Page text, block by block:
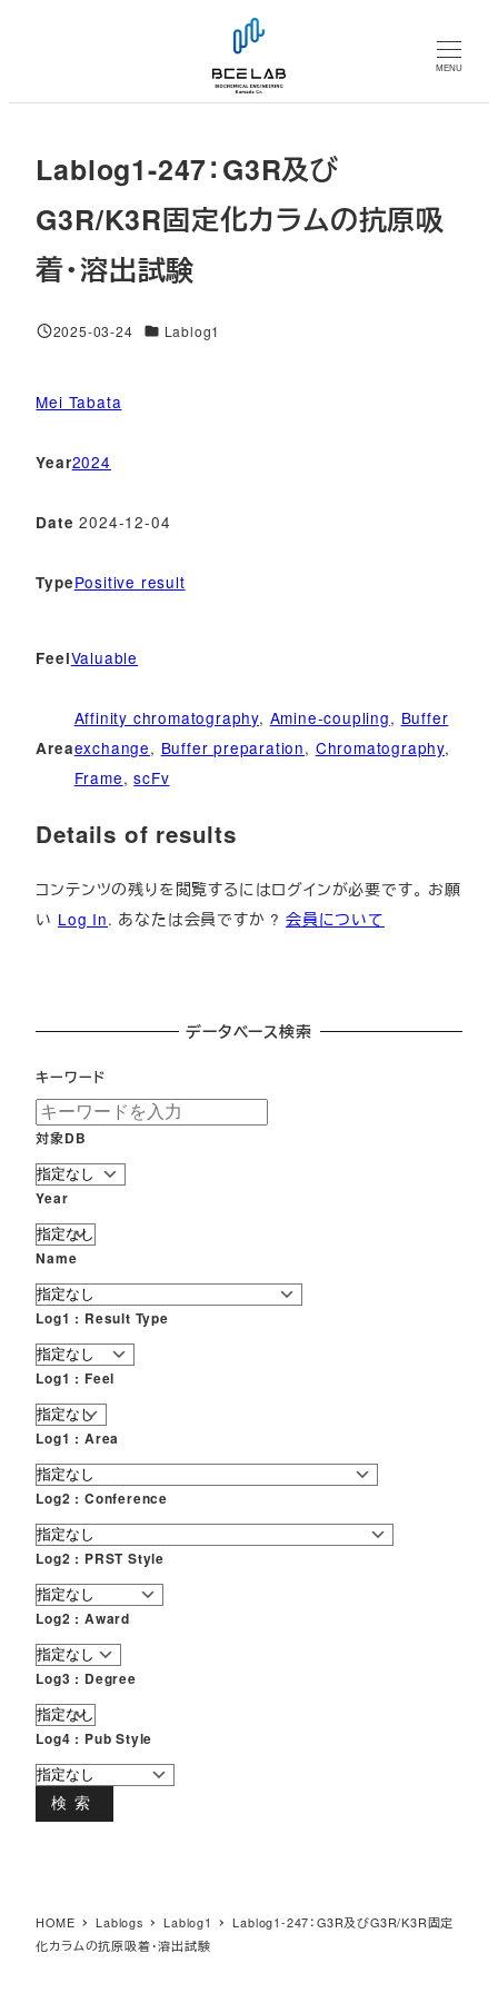
MENU
Lablog1-247：G3R及び
G3R/K3R固定化カラムの抗原吸
着・溶出試験
投稿日
2025-03-24 対象DBLablog1
Mei Tabata
Year2024
Date 2024-12-04
TypePositive result
FeelValuable
Area
Affinity chromatography, Amine-coupling, Buffer
exchange, Buffer preparation, Chromatography
Frame, scFv
Details of results
コンテンツの残りを閲覧するにはログインが必要です。 お願
い Log In. あなたは会員ですか ?会員について
データベース検索
キーワード
対象DB
Year
Name
Log1 : Result Type
Log1 : Feel
Log1 : Area
Log2 : Conference
Log2 : PRST Style
Log2 : Award
Log3 : Degree
Log4 : Pub Style
検索
HOME Lablogs Lablog1
Lablog1-247：G3R及びG3R/K3R固定
化カラムの抗原吸着・溶出試験